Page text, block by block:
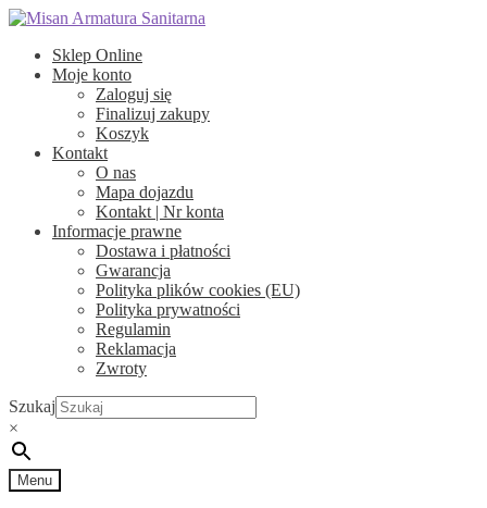
Przejdź
nawigacji
Przejdź
treści
Sklep Online
Moje konto
Zaloguj się
Finalizuj zakupy
Koszyk
Kontakt
O nas
Mapa dojazdu
Kontakt | Nr konta
Informacje prawne
Dostawa i płatności
Gwarancja
Polityka plików cookies (EU)
Polityka prywatności
Regulamin
Reklamacja
Zwroty
Szukaj
×
Menu